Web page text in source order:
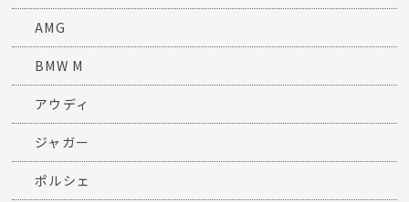
AMG
BMW M
アウディ
ジャガー
ポルシェ